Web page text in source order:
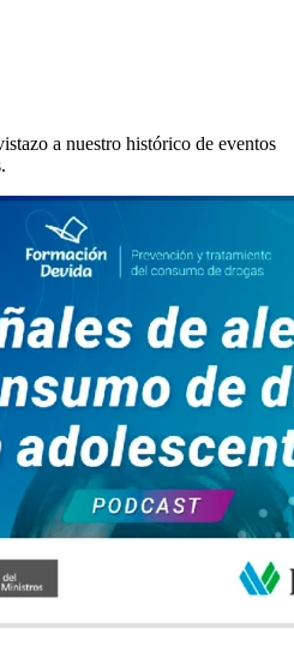
a nuestro histórico de eventos